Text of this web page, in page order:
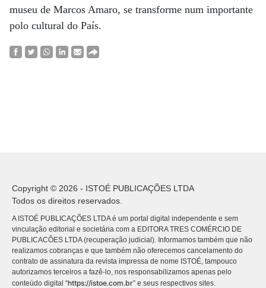
museu de Marcos Amaro, se transforme num importante
polo cultural do País.
Copyright © 2026 - ISTOÉ PUBLICAÇÕES LTDA
Todos os direitos reservados.
A ISTOÉ PUBLICAÇÕES LTDA é um portal digital independente e sem
vinculação editorial e societária com a EDITORA TRES COMÉRCIO DE
PUBLICACÕES LTDA (recuperação judicial). Informamos também que não
realizamos cobranças e que também não oferecemos cancelamento do
contrato de assinatura da revista impressa de nome ISTOÉ, tampouco
autorizamos terceiros a fazê-lo, nos responsabilizamos apenas pelo
conteúdo digital “https://istoe.com.br” e seus respectivos sites.